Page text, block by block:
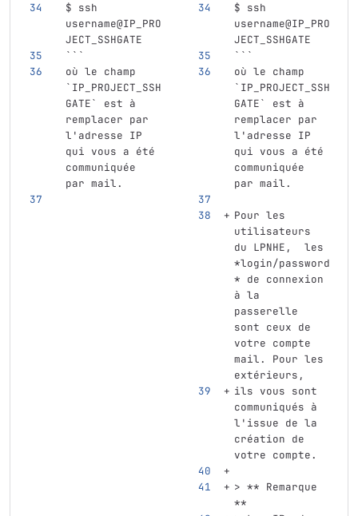
$ ssh
username@IP_PRO
JECT_SSHGATE
$ ssh
username@IP_PRO
JECT_SSHGATE
```
```
où le champ
`IP_PROJECT_SSH
GATE`
est à
remplacer par
l'adresse IP
qui vous a été
communiquée
par mail.
où le champ
`IP_PROJECT_SSH
GATE`
est à
remplacer par
l'adresse IP
qui vous a été
communiquée
par mail.
Pour les
utilisateurs
du LPNHE,  les
*login/password
* de connexion
à la
passerelle
sont ceux de
votre compte
mail. Pour les
extérieurs,
ils vous sont
communiqués à
l'issue de la
création de
votre compte.
> ** Remarque
**